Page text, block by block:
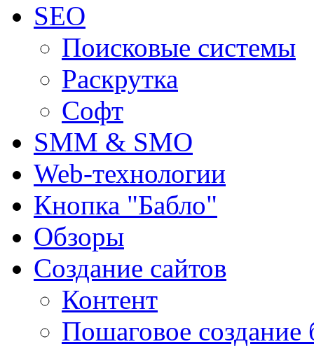
SEO
Поисковые системы
Раскрутка
Софт
SMM & SMO
Web-технологии
Кнопка "Бабло"
Обзоры
Создание сайтов
Контент
Пошаговое создание